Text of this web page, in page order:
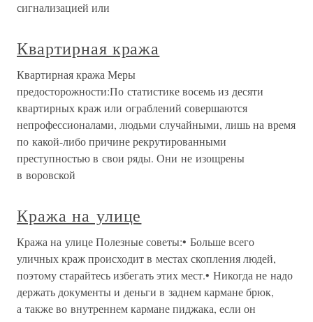
сигнализацией или
Квартирная кража
Квартирная кража Меры
предосторожности:По статистике восемь из десяти
квартирных краж или ограблений совершаются
непрофессионалами, людьми случайными, лишь на время
по какой-либо причине рекрутированными
преступностью в свои ряды. Они не изощрены
в воровской
Кража на улице
Кража на улице Полезные советы:• Больше всего
уличных краж происходит в местах скопления людей,
поэтому старайтесь избегать этих мест.• Никогда не надо
держать документы и деньги в заднем кармане брюк,
а также во внутреннем кармане пиджака, если он